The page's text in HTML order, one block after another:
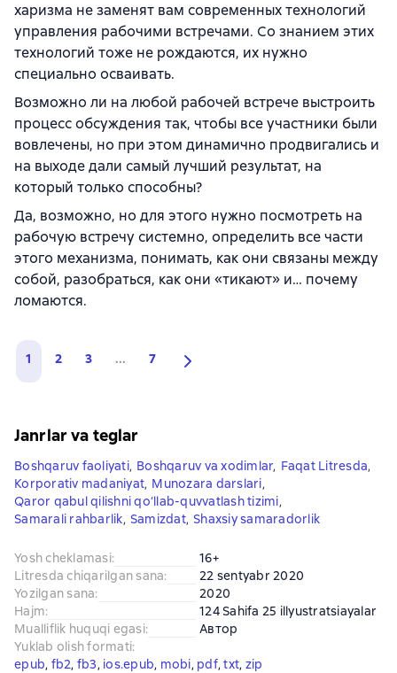
харизма не заменят вам современных технологий
управления рабочими встречами. Со знанием этих
технологий тоже не рождаются, их нужно
специально осваивать.
Возможно ли на любой рабочей встрече выстроить
процесс обсуждения так, чтобы все участники были
вовлечены, но при этом динамично продвигались и
на выходе дали самый лучший результат, на
который только способны?
Да, возможно, но для этого нужно посмотреть на
рабочую встречу системно, определить все части
этого механизма, понимать, как они связаны между
собой, разобраться, как они «тикают» и… почему
ломаются.
1 2 3 ... 7
Janrlar va teglar
Boshqaruv faoliyati, Boshqaruv va xodimlar, Faqat Litresda,
Korporativ madaniyat, Munozara darslari,
Qaror qabul qilishni qo‘llab-quvvatlash tizimi,
Samarali rahbarlik, Samizdat, Shaxsiy samaradorlik
Yosh cheklamasi:
16+
Litresda chiqarilgan sana:
22 sentyabr 2020
Yozilgan sana:
2020
Hajm:
124 Sahifa 25 illyustratsiayalar
Mualliflik huquqi egasi:
Автор
Yuklab olish formati:
epub, fb2, fb3, ios.epub, mobi, pdf, txt, zip